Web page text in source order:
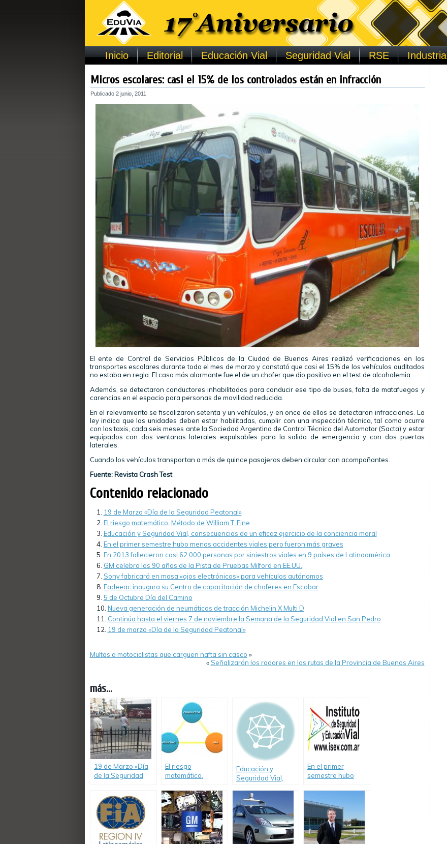
Inicio Editorial Educación Vial Seguridad Vial RSE Industria
Micros escolares: casi el 15% de los controlados están en infracción
Publicado 2 junio, 2011
El ente de Control de Servicios Públicos de la Ciudad de Buenos Aires realizó verificaciones en los
transportes escolares durante todo el mes de marzo y constató que casi el 15% de los vehículos auditados
no estaba en regla. El caso más alarmante fue el de un chofer que dio positivo en el test de alcoholemia.
Además, se detectaron conductores inhabilitados para conducir ese tipo de buses, falta de matafuegos y
carencias en el espacio para personas de movilidad reducida.
En el relevamiento se fiscalizaron setenta y un vehículos, y en once de ellos se detectaron infracciones. La
ley indica que las unidades deben estar habilitadas, cumplir con una inspección técnica, tal como ocurre
con los taxis, cada seis meses ante la Sociedad Argentina de Control Técnico del Automotor (Sacta) y estar
equipados con dos ventanas laterales expulsables para la salida de emergencia y con dos puertas
laterales.
Cuando los vehículos transportan a más de quince pasajeros deben circular con acompañantes.
Fuente: Revista Crash Test
Contenido relacionado
19 de Marzo «Día de la Seguridad Peatonal»
El riesgo matemático. Método de William T. Fine
Educación y Seguridad Vial, consecuencias de un eficaz ejercicio de la conciencia moral
En el primer semestre hubo menos accidentes viales pero fueron más graves
En 2013 fallecieron casi 62.000 personas por siniestros viales en 9 países de Latinoamérica.
GM celebra los 90 años de la Pista de Pruebas Milford en EE.UU.
Sony fabricará en masa «ojos electrónicos» para vehículos autónomos
Fadeeac inaugura su Centro de capacitación de choferes en Escobar
5 de Octubre Día del Camino
Nueva generación de neumáticos de tracción Michelin X Multi D
Continúa hasta el viernes 7 de noviembre la Semana de la Seguridad Vial en San Pedro
19 de marzo «Día de la Seguridad Peatonal»
Multas a motociclistas que carguen nafta sin casco »
«Señalizarán los radares en las rutas de la Provincia de Buenos Aires
más...
19 de Marzo «Día
de la Seguridad
El riesgo
matemático.
T. Fine
Educación y
Seguridad Vial,
un eficaz ejercicio
de la conciencia
moral
En el primer
semestre hubo
más graves